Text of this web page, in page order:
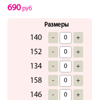
690руб
Размеры
140 - +
152 - +
134 - +
158 - +
146 - +